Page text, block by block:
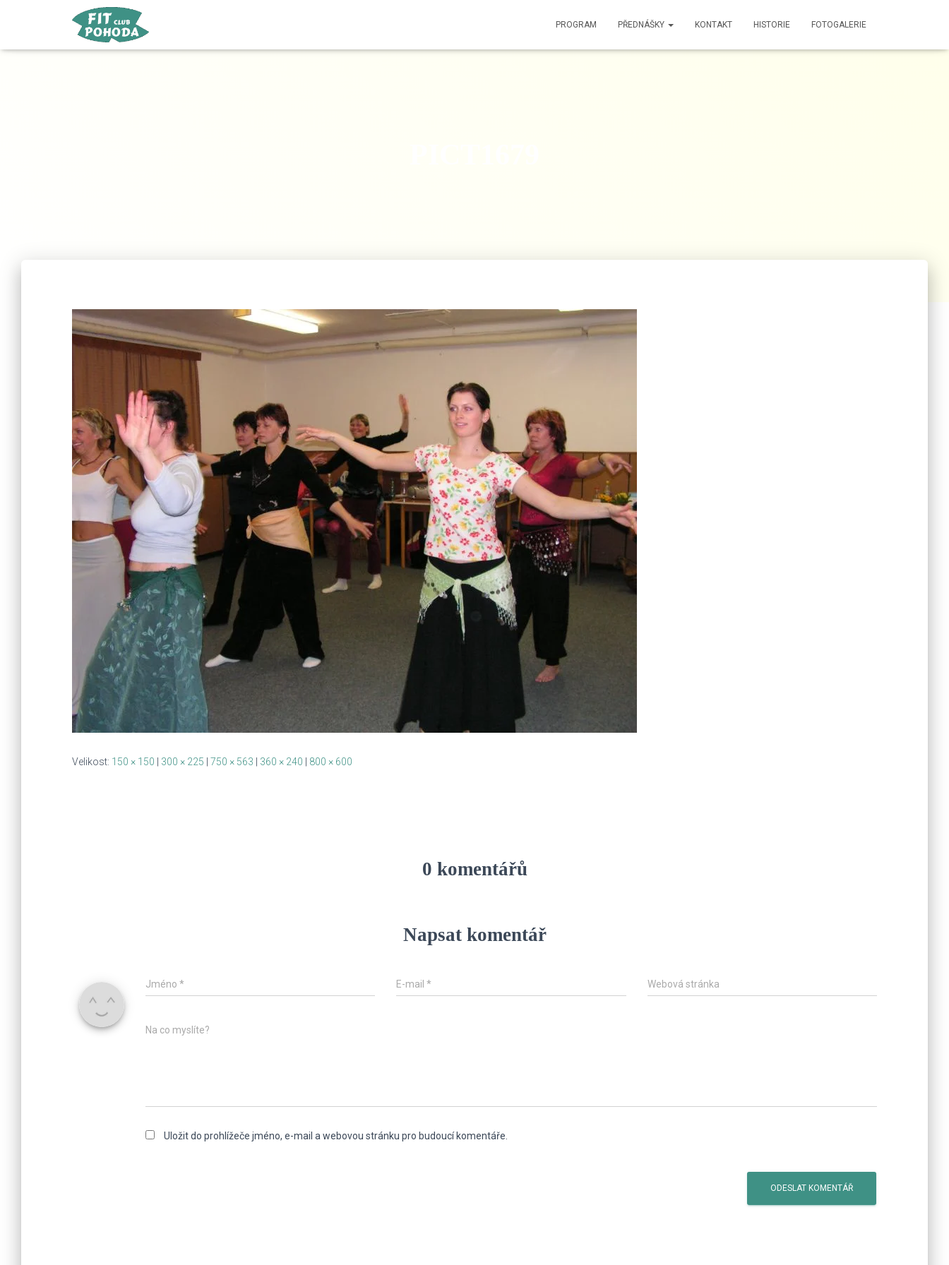
PROGRAM PŘEDNÁŠKY KONTAKT HISTORIE FOTOGALERIE
Velikost: 150 × 150 300 × 225 750 × 563 360 × 240 800 × 600
0 komentářů
Napsat komentář
Jméno * E-mail* Webová stránka
Na co myslíte?
Uložit do prohlížeče jméno, e-mail a webovou stránku pro budoucí komentáře.